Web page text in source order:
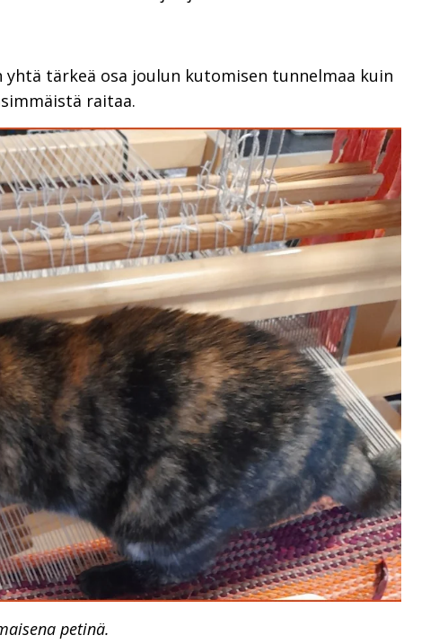
tärkeä osa joulun kutomisen tunnelmaa kuin
raitaa.
petinä.